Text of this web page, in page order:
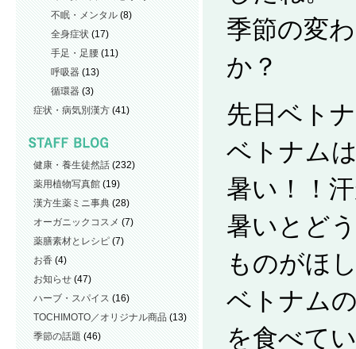
不眠・メンタル (8)
全身症状 (17)
手足・足腰 (11)
呼吸器 (13)
循環器 (3)
症状・病気別漢方 (41)
健康・養生徒然話 (232)
薬用植物写真館 (19)
漢方生薬ミニ事典 (28)
オーガニックコスメ (7)
薬膳素材とレシピ (7)
お香 (4)
お知らせ (47)
ハーブ・スパイス (16)
TOCHIMOTO／オリジナル商品 (13)
季節の話題 (46)
季節の変
か？
先日ベト
ベトナム
暑い！！
暑いとど
ものがほ
ベトナム
を食べて